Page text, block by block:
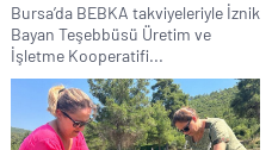
Bursa’da BEBKA takviyeleriyle İznik
Bayan Teşebbüsü Üretim ve
İşletme Kooperatifi...